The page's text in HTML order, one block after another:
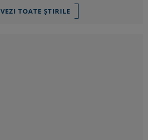
VEZI TOATE ȘTIRILE